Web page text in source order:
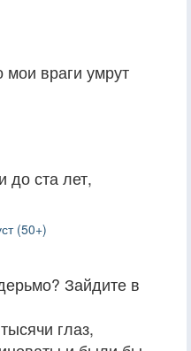
мои враги умрут
до ста лет,
(50+)
Зайдите в
глаз,